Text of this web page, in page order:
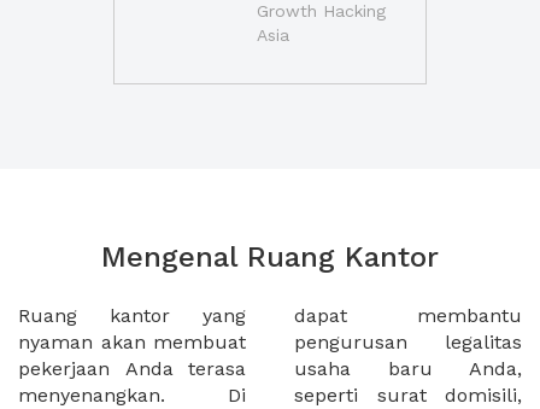
Growth Hacking
Asia
Mengenal Ruang Kantor
Ruang kantor yang
nyaman akan membuat
pekerjaan Anda terasa
menyenangkan. Di
dapat membantu
pengurusan legalitas
usaha baru Anda,
seperti surat domisili,